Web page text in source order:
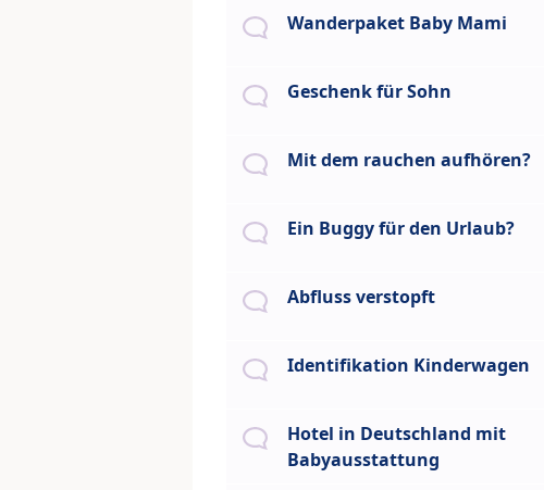
Wanderpaket Baby Mami
Geschenk für Sohn
Mit dem rauchen aufhören?
Ein Buggy für den Urlaub?
Abfluss verstopft
Identifikation Kinderwagen
Hotel in Deutschland mit
Babyausstattung